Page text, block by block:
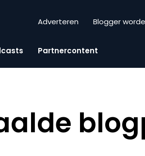
Adverteren Blogger
Partnercontent